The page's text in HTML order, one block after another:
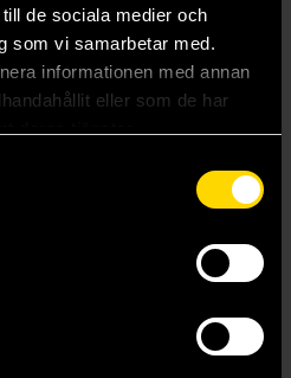
de sociala medier och
som vi samarbetar med.
informationen med annan
eller som de har